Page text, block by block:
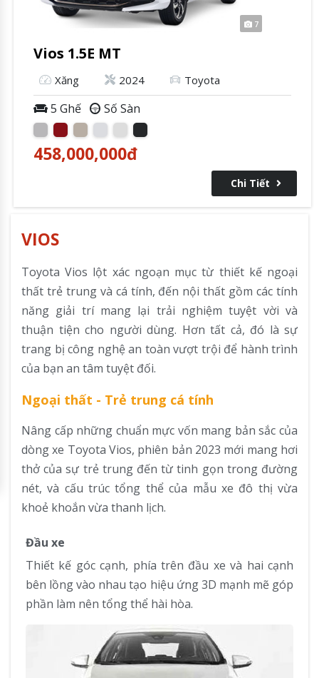
7
Vios 1.5E MT
Xăng 2024 Toyota
5 Ghế Số Sàn
458,000,000đ
Chi Tiết
VIOS
Toyota Vios lột xác ngoạn mục từ thiết kế ngoại
thất trẻ trung và cá tính, đến nội thất gồm các tính
năng giải trí mang lại trải nghiệm tuyệt vời và
thuận tiện cho người dùng. Hơn tất cả, đó là sự
trang bị công nghệ an toàn vượt trội để hành trình
của bạn an tâm tuyệt đối.
Ngoại thất - Trẻ trung cá tính
Nâng cấp những chuẩn mực vốn mang bản sắc của
dòng xe Toyota Vios, phiên bản 2023 mới mang hơi
thở của sự trẻ trung đến từ tinh gọn trong đường
nét, và cấu trúc tổng thể của mẫu xe đô thị vừa
khoẻ khoắn vừa thanh lịch.
Đầu xe
Thiết kế góc cạnh, phía trên đầu xe và hai cạnh
bên lồng vào nhau tạo hiệu ứng 3D mạnh mẽ góp
phần làm nên tổng thể hài hòa.